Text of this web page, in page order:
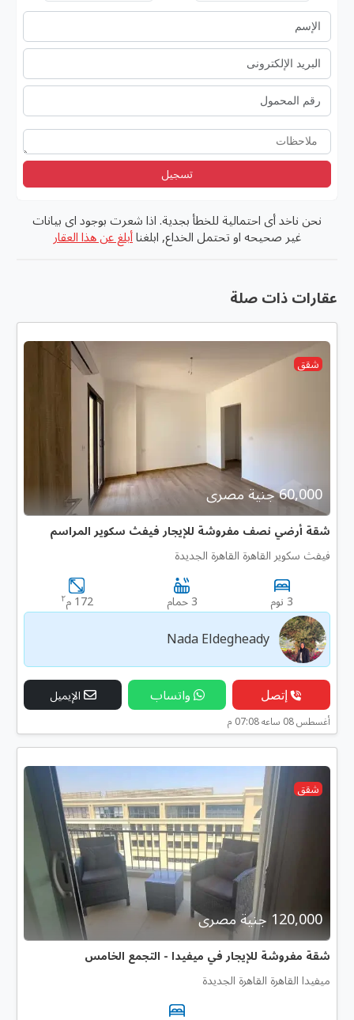
تسجيل
نحن ناخد أى احتمالية للخطأ بجدية. اذا شعرت بوجود اى بيانات
غير صحيحه او تحتمل الخداع, ابلغنا أبلغ عن هذا العقار
عقارات ذات صلة
شقق
60,000 جنية مصرى
شقة أرضي نصف مفروشة للإيجار فيفث سكوير المراسم
فيفث سكوير القاهرة القاهرة الجديدة
3 نوم 3 حمام 172 م ٢
Nada Eldegheady
إتصل واتساب الإيميل
أغسطس 08 ساعه 07:08 م
شقق
120,000 جنية مصرى
شقة مفروشة للإيجار في ميفيدا - التجمع الخامس
ميفيدا القاهرة القاهرة الجديدة